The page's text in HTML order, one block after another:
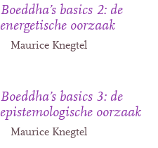
Boeddha’s basics 2: de
energetische oorzaak
Maurice Knegtel
Boeddha’s basics 3: de
epistemologische oorzaak
Maurice Knegtel